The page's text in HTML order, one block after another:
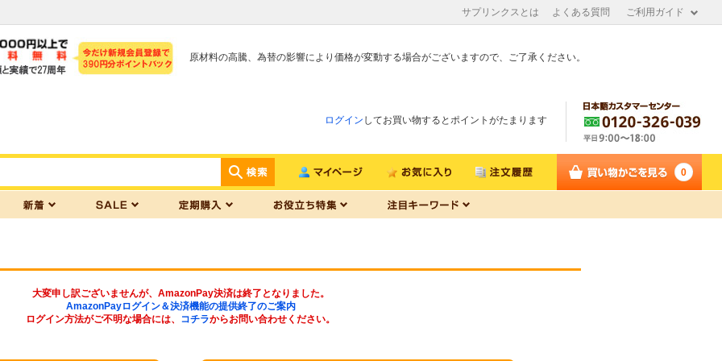
サプリンクスとは よくある質問 ご利用ガイド
原材料の高騰、為替の影響により価格が変動する場合がございますので、ご了承ください。
ログイン してお買い物するとポイントがたまります
0
大変申し訳ございませんが、AmazonPay決済は終了となりました。
AmazonPayログイン＆決済機能の提供終了のご案内
ログイン方法がご不明な場合には、 コチラからお問い合わせください。